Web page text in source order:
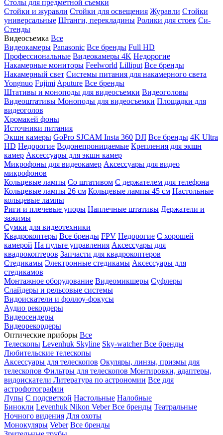
Столы для предметной съемки
Стойки и журавли Стойки для освещения Журавли Стойки
универсальные Штанги, перекладины Ролики для стоек Си-
Стенды
Видеосъемка Все
Видеокамеры Panasonic Все бренды Full HD
Профессиональные Видеокамеры 4K Недорогие
Накамерные мониторы Feelworld Lilliput Все бренды
Накамерный свет Системы питания для накамерного света
Yongnuo Fujimi Aputure Все бренды
Штативы и моноподы для видеосъемки Видеоголовы
Видеоштативы Моноподы для видеосъемки Площадки для
видеоголов
Хромакей фоны
Источники питания
Экшн камеры GoPro SJCAM Insta 360 DJI Все бренды 4K Ultra
HD Недорогие Водонепроницаемые Крепления для экшн
камер Аксессуары для экшн камер
Микрофоны для видеокамер Аксессуары для видео
микрофонов
Кольцевые лампы Со штативом C держателем для телефона
Кольцевые лампы 26 см Кольцевые лампы 45 см Настольные
кольцевые лампы
Риги и плечевые упоры Наплечные штативы Держатели и
зажимы
Сумки для видеотехники
Квадрокоптеры Все бренды FPV Недорогие С хорошей
камерой На пульте управления Аксессуары для
квадрокоптеров Запчасти для квадрокоптеров
Стедикамы Электронные стедикамы Аксессуары для
стедикамов
Монтажное оборудование Видеомикшеры Суфлеры
Слайдеры и рельсовые системы
Видоискатели и фоллоу-фокусы
Аудио рекордеры
Видеосендеры
Видеорекордеры
Оптические приборы Все
Телескопы Levenhuk Skyline Sky-watcherВсе бренды
Любительские телескопы
Аксессуары для телескопов Окуляры, линзы, призмы для
телескопов Фильтры для телескопов Монтировки, адаптеры,
видоискатели Литература по астрономии Все для
астрофотографии
Лупы С подсветкой Настольные Налобные
Бинокли Levenhuk Nikon VeberВсе бренды Театральные
Ночного видения Для охоты
Монокуляры Veber Все бренды